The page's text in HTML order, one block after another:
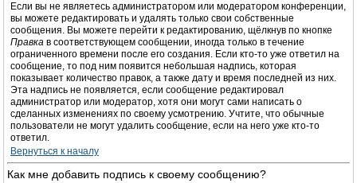
Если вы не являетесь администратором или модератором конференции,
вы можете редактировать и удалять только свои собственные
сообщения. Вы можете перейти к редактированию, щёлкнув по кнопке
Правка в соответствующем сообщении, иногда только в течение
ограниченного времени после его создания. Если кто-то уже ответил на
сообщение, то под ним появится небольшая надпись, которая
показывает количество правок, а также дату и время последней из них.
Эта надпись не появляется, если сообщение редактировал
администратор или модератор, хотя они могут сами написать о
сделанных изменениях по своему усмотрению. Учтите, что обычные
пользователи не могут удалить сообщение, если на него уже кто-то
ответил.
Вернуться к началу
Как мне добавить подпись к своему сообщению?